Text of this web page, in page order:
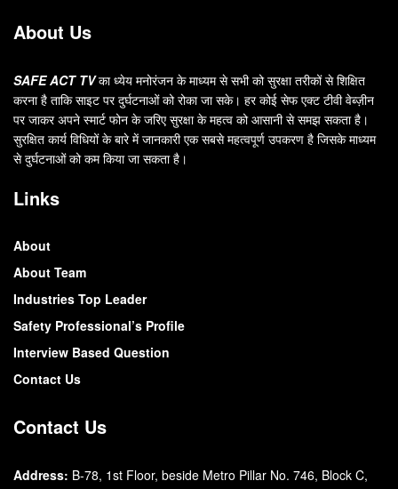
About Us
SAFE ACT TVका ध्येय मनोरंजन के माध्यम से सभी को सुरक्षा तरीकों से शिक्षित
करना है ताकि साइट पर दुर्घटनाओं को रोका जा सके। हर कोई सेफ एक्ट टीवी वेब्ज़ीन
पर जाकर अपने स्मार्ट फोन के जरिए सुरक्षा के महत्व को आसानी से समझ सकता है।
सुरक्षित कार्य विधियों के बारे में जानकारी एक सबसे महत्वपूर्ण उपकरण है जिसके माध्यम
से दुर्घटनाओं को कम किया जा सकता है।
Links
About
About Team
Industries Top Leader
Safety Professional’s Profile
Interview Based Question
Contact Us
Contact Us
Address: B-78, 1st Floor, beside Metro Pillar No. 746, Block C,